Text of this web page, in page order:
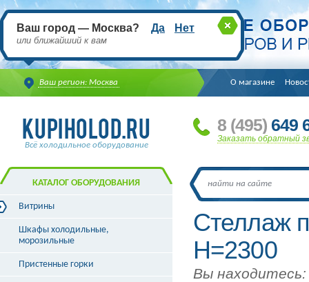
Ваш регион: Москва
Ваш город — Москва? Да Нет
или ближайший к вам
О магазине
Всё холодильное оборудование
8 (495) 649
Заказать обратный
Стеллаж
Н=2300
Вы находитесь:
КАТАЛОГ ОБОРУДОВАНИЯ
Витрины
Витрины холодильные
Витрины морозильные
Витрины кондитерские
Шкафы холодильные,
морозильные
Пристенные горки